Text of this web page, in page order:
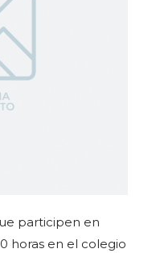
participen en
horas en el colegio